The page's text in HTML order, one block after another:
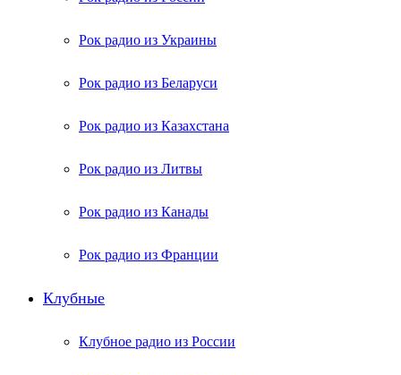
Рок радио из Украины
Рок радио из Беларуси
Рок радио из Казахстана
Рок радио из Литвы
Рок радио из Канады
Рок радио из Франции
Клубные
Клубное радио из России